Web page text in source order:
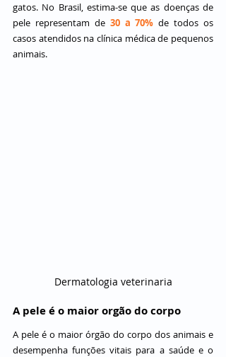
gatos. No Brasil, estima-se que as doenças de
pele representam de 30 a 70% de todos os
casos atendidos na clínica médica de pequenos
animais.
Dermatologia veterinaria
A pele é o maior orgão do corpo
A pele é o maior órgão do corpo dos animais e
desempenha funções vitais para a saúde e o